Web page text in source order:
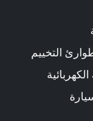
التخييم